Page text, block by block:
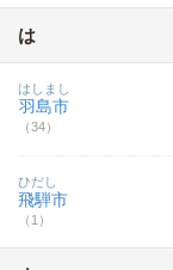
は
羽島市
（34）
はしまし
飛騨市
（1）
ひだし